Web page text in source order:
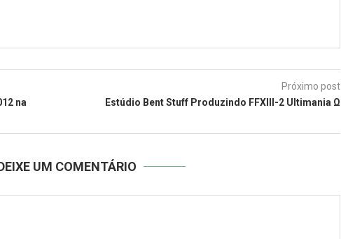
na
Próximo post
Estúdio Bent Stuff Produzindo FFXIII-2 Ultimania Ω
UM COMENTÁRIO